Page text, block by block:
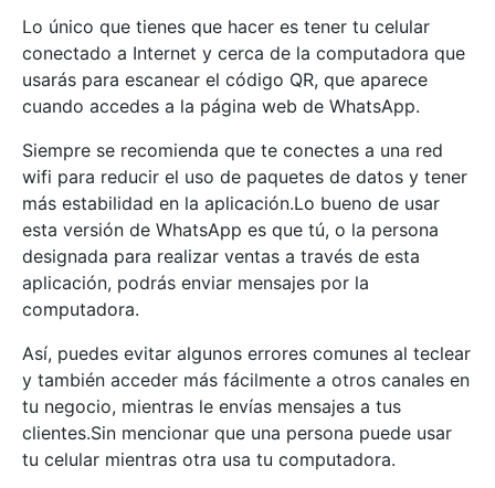
Lo único que tienes que hacer es tener tu celular
conectado a Internet y cerca de la computadora que
usarás para escanear el código QR, que aparece
cuando accedes a la página web de WhatsApp.
Siempre se recomienda que te conectes a una red
wifi para reducir el uso de paquetes de datos y tener
más estabilidad en la aplicación.Lo bueno de usar
esta versión de WhatsApp es que tú, o la persona
designada para realizar ventas a través de esta
aplicación, podrás enviar mensajes por la
computadora.
Así, puedes evitar algunos errores comunes al teclear
y también acceder más fácilmente a otros canales en
tu negocio, mientras le envías mensajes a tus
clientes.Sin mencionar que una persona puede usar
tu celular mientras otra usa tu computadora.